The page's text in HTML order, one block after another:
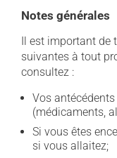
Notes générales
Il est important de
suivantes à tout
consultez :
Vos
(médicaments,
Si vous êtes
si vous allaitez;